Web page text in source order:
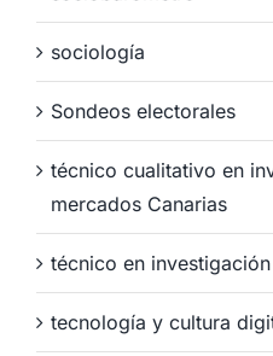
sociología
Sondeos electorales
técnico cualitativo en
mercados Canarias
técnico en
tecnología y cultura